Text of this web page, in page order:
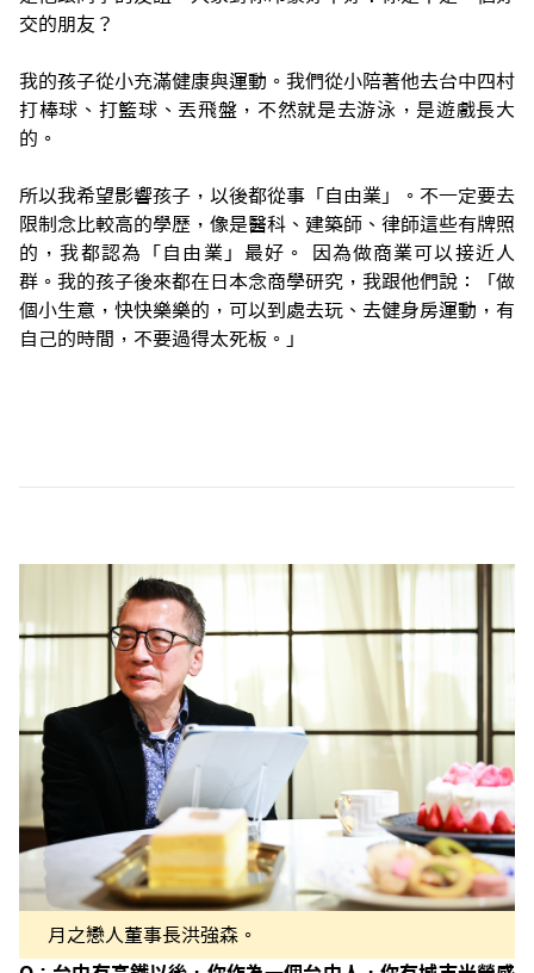
交的朋友？
我的孩子從小充滿健康與運動。我們從小陪著他去台中四村
打棒球、打籃球、丟飛盤，不然就是去游泳，是遊戲長大
的。
所以我希望影響孩子，以後都從事「自由業」。不一定要去
限制念比較高的學歷，像是醫科、建築師、律師這些有牌照
的，我都認為「自由業」最好。 因為做商業可以接近人
群。我的孩子後來都在日本念商學研究，我跟他們說：「做
個小生意，快快樂樂的，可以到處去玩、去健身房運動，有
自己的時間，不要過得太死板。」
月之戀人董事長洪強森。